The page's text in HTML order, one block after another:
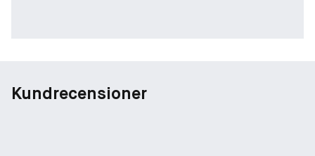
Kundrecensioner